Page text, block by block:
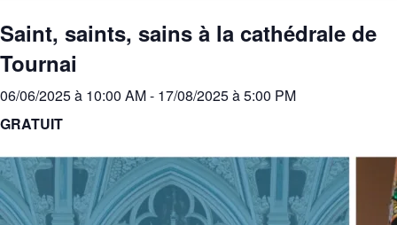
Saint, saints, sains à la cathédrale de
Tournai
06/06/2025 à 10:00 AM- 17/08/2025 à 5:00 PM
GRATUIT